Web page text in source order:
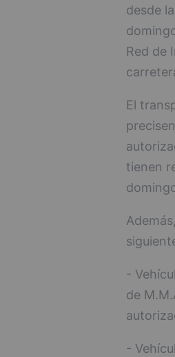
desde
Red de
El
tienen
-
de
-